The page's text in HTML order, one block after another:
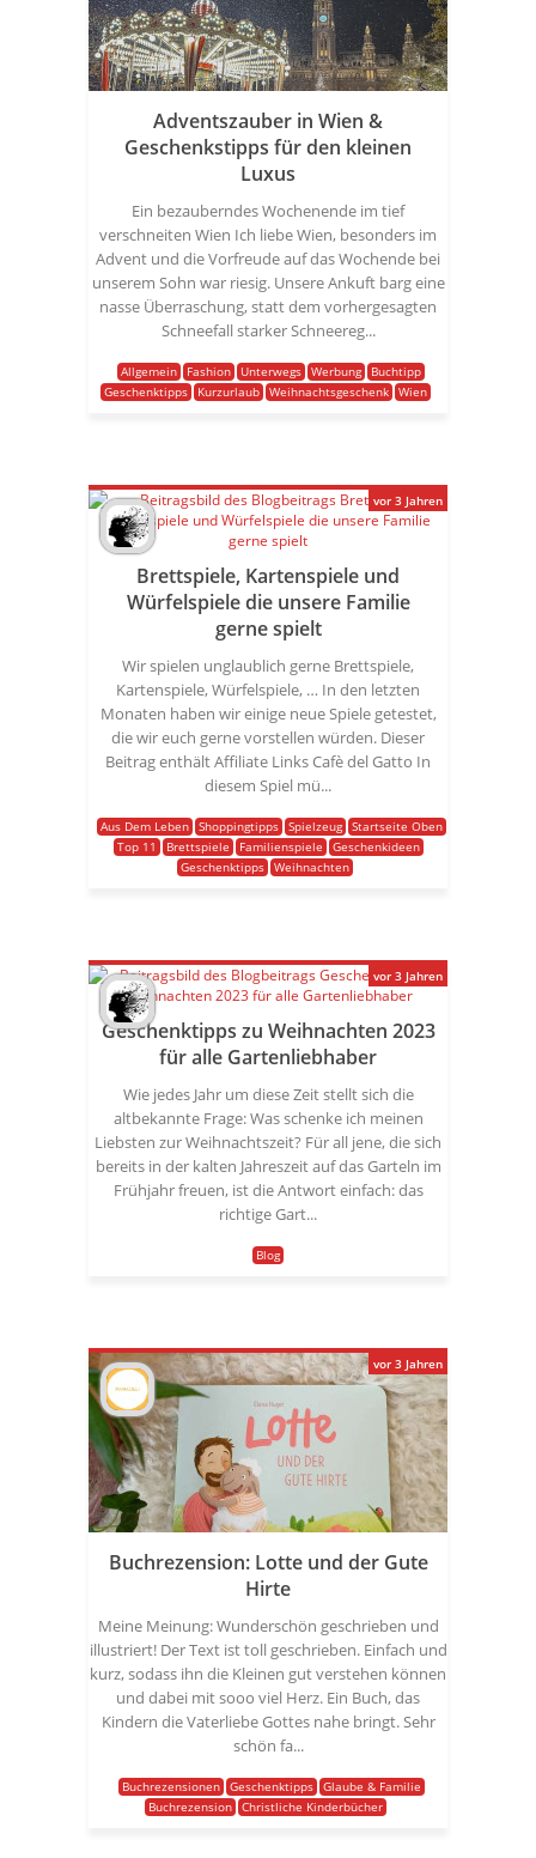
Adventszauber in Wien &
Geschenkstipps für den kleinen
Luxus
Ein bezauberndes Wochenende im tief
verschneiten Wien Ich liebe Wien, besonders im
Advent und die Vorfreude auf das Wochende bei
unserem Sohn war riesig. Unsere Ankuft barg eine
nasse Überraschung, statt dem vorhergesagten
Schneefall starker Schneereg...
Allgemein Fashion Unterwegs Werbung
Buchtipp
Geschenktipps
Kurzurlaub Weihnachtsgeschenk Wien
Brettspiele, Kartenspiele und
Würfelspiele die unsere Familie
gerne spielt
Wir spielen unglaublich gerne Brettspiele,
Kartenspiele, Würfelspiele, … In den letzten
Monaten haben wir einige neue Spiele getestet,
die wir euch gerne vorstellen würden. Dieser
Beitrag enthält Affiliate Links Cafè del Gatto In
diesem Spiel mü...
Aus Dem Leben Shoppingtipps Spielzeug
Startseite Oben
Top 11
Brettspiele Familienspiele
Geschenkideen
Geschenktipps Weihnachten
vor 3 Jahren
Geschenktipps zu Weihnachten 2023
für alle Gartenliebhaber
Wie jedes Jahr um diese Zeit stellt sich die
altbekannte Frage: Was schenke ich meinen
Liebsten zur Weihnachtszeit? Für all jene, die sich
bereits in der kalten Jahreszeit auf das Garteln im
Frühjahr freuen, ist die Antwort einfach: das
richtige Gart...
Blog
vor 3 Jahren
Buchrezension: Lotte und der Gute
Hirte
Meine Meinung: Wunderschön geschrieben und
illustriert! Der Text ist toll geschrieben. Einfach und
kurz, sodass ihn die Kleinen gut verstehen können
und dabei mit sooo viel Herz. Ein Buch, das
Kindern die Vaterliebe Gottes nahe bringt. Sehr
schön fa...
Buchrezensionen Geschenktipps
Glaube & Familie
Buchrezension
Christliche Kinderbücher
vor 3 Jahren